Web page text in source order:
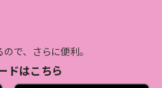
で、さらに便利。
ドはこちら